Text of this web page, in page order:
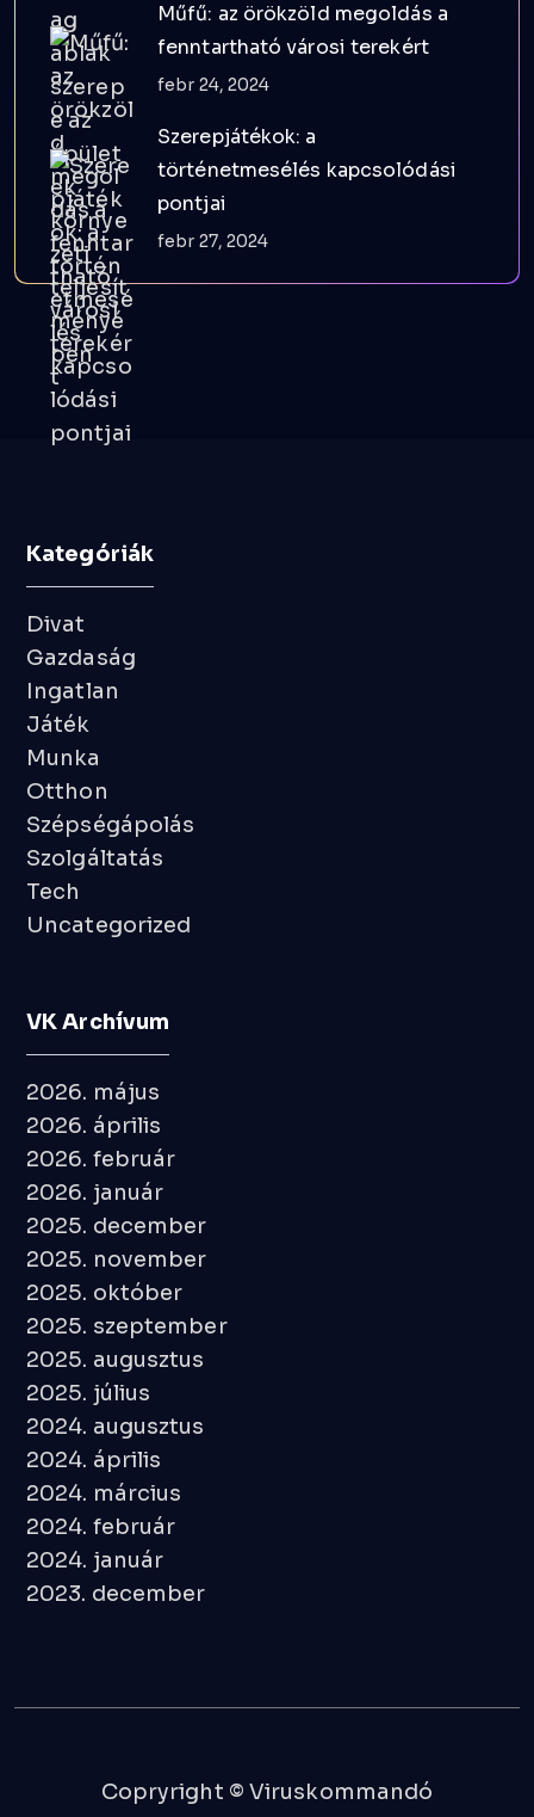
Műfű: az örökzöld megoldás a
fenntartható városi terekért
febr 24, 2024
Szerepjátékok: a
történetmesélés kapcsolódási
pontjai
febr 27, 2024
Kategóriák
Divat
Gazdaság
Ingatlan
Játék
Munka
Otthon
Szépségápolás
Szolgáltatás
Tech
Uncategorized
VK Archívum
2026. május
2026. április
2026. február
2026. január
2025. december
2025. november
2025. október
2025. szeptember
2025. augusztus
2025. július
2024. augusztus
2024. április
2024. március
2024. február
2024. január
2023. december
Copryright © Viruskommandó